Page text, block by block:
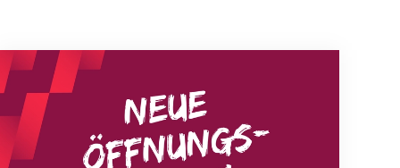
Empfangszeiten ab 1. August 2026